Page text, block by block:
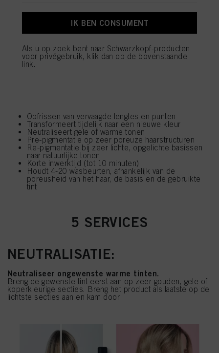
VOORDELEN ALS RINSE-OFF
Opfrissen van vervaagde lengtes en punten
Transformeert tijdelijk naar een nieuwe kleur
Neutraliseert gele of warme tonen
Pre-pigmentatie op zeer poreuze haarstructuren
Re-pigmentatie bij zeer lichte, opgelichte basissen
naar natuurlijke tonen
Korte inwerktijd (tot 10 minuten)
Houdt 4-20 wasbeurten, afhankelijk van de
poreusheid van het haar, de basis en de gebruikte
tint
5 SERVICES
NEUTRALISATIE:
Neutraliseer ongewenste warme tinten.
Breng de gewenste tint eerst aan op zeer gouden, gele of
koperkleurige secties. Breng het product als laatste op de
lichtste secties aan en kam door.
IK BEN CONSUMENT
Als u op zoek bent naar Schwarzkopf-producten
voor privégebruik, klik dan op de bovenstaande
link.